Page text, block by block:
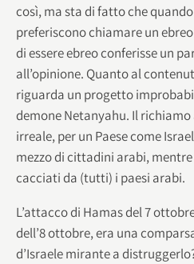
così, ma sta di fatto che
preferiscono chiamare un
di essere ebreo conferisse un
all’opinione. Quanto al
riguarda un progetto
demone Netanyahu. Il
irreale, per un Paese come
mezzo di cittadini arabi,
cacciati da (tutti) i paesi arabi.
L’attacco di Hamas del 7
dell’8 ottobre, era una
d’Israele mirante a